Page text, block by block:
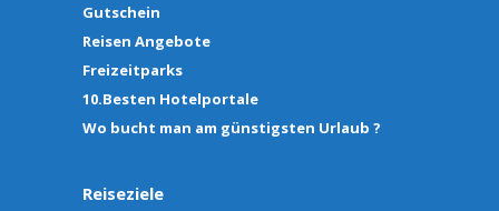
Gutschein
Reisen Angebote
Freizeitparks
10.Besten Hotelportale
Wo bucht man am günstigsten Urlaub ?
Reiseziele